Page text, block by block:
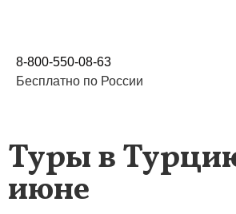
8-800-550-08-63
Бесплатно по России
Туры в
июне